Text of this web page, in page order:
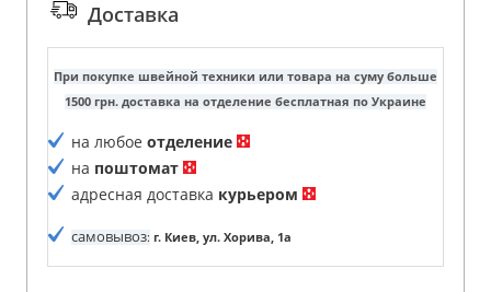
Доставка
При покупке швейной техники или товара на суму больше
1500 грн. доставка на отделение бесплатная по Украине
на любое отделение
на поштомат
адресная доставка курьером
самовывоз: г. Киев, ул. Хорива, 1а